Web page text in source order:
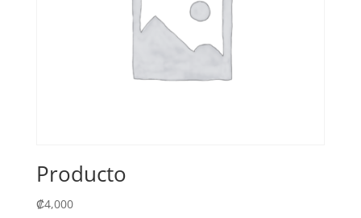
Producto
₡4,000